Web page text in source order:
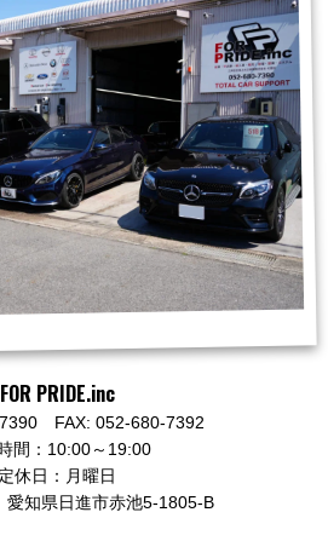
FOR PRIDE.inc
FAX: 052-680-7392
間：10:00～19:00
定休日：月曜日
愛知県日進市赤池5-1805-B